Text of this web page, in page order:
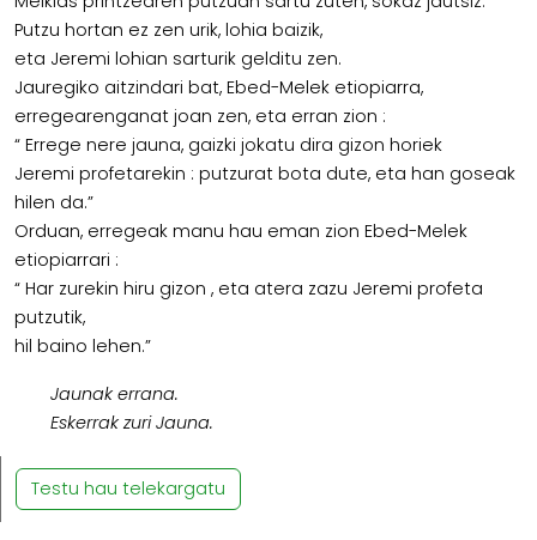
Putzu hortan ez zen urik, lohia baizik,
eta Jeremi lohian sarturik gelditu zen.
Jauregiko aitzindari bat, Ebed-Melek etiopiarra,
erregearenganat joan zen, eta erran zion :
“ Errege nere jauna, gaizki jokatu dira gizon horiek
Jeremi profetarekin : putzurat bota dute, eta han goseak
hilen da.”
Orduan, erregeak manu hau eman zion Ebed-Melek
etiopiarrari :
“ Har zurekin hiru gizon , eta atera zazu Jeremi profeta
putzutik,
hil baino lehen.”
Jaunak errana.
Eskerrak zuri Jauna.
Testu hau telekargatu